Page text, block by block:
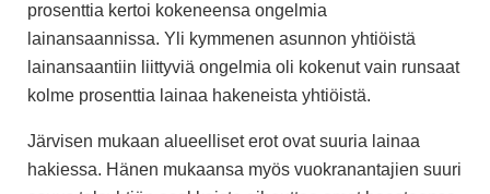
prosenttia kertoi kokeneensa ongelmia
lainansaannissa. Yli kymmenen asunnon yhtiöistä
lainansaantiin liittyviä ongelmia oli kokenut vain runsaat
kolme prosenttia lainaa hakeneista yhtiöistä.
Järvisen mukaan alueelliset erot ovat suuria lainaa
hakiessa. Hänen mukaansa myös vuokranantajien suuri